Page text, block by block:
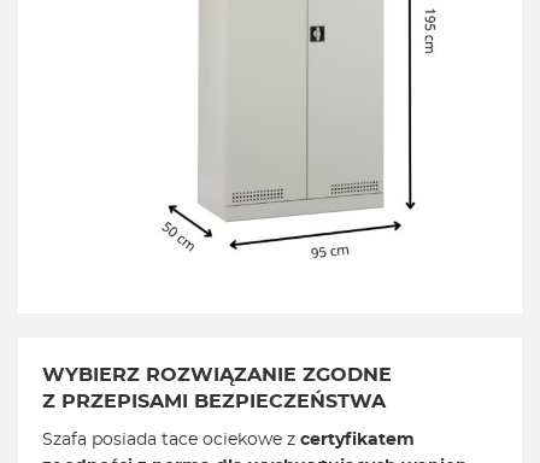
WYBIERZ ROZWIĄZANIE ZGODNE
Z PRZEPISAMI BEZPIECZEŃSTWA
Szafa posiada tace ociekowe z certyfikatem